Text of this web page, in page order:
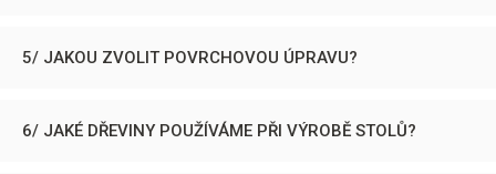
5/ JAKOU ZVOLIT POVRCHOVOU ÚPRAVU?
6/ JAKÉ DŘEVINY POUŽÍVÁME PŘI VÝROBĚ STOLŮ?